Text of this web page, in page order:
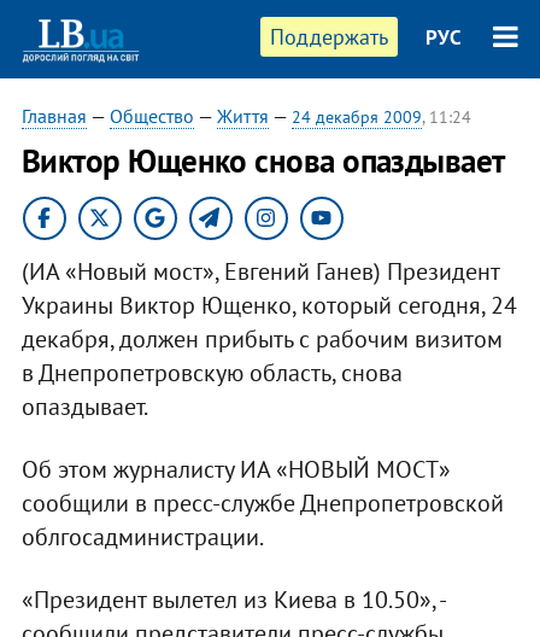
Поддержать РУС
Главная — Общество — Життя — 24 декабря 2009, 11:24
Виктор Ющенко снова опаздывает
(ИА «Новый мост», Евгений Ганев) Президент
Украины Виктор Ющенко, который сегодня, 24
декабря, должен прибыть с рабочим визитом
в Днепропетровскую область, снова
опаздывает.
Об этом журналисту ИА «НОВЫЙ МОСТ»
сообщили в пресс-службе Днепропетровской
облгосадминистрации.
«Президент вылетел из Киева в 10.50», -